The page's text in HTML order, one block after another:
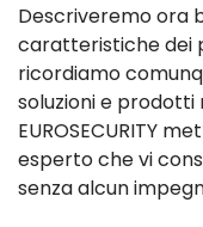
Descriveremo ora
caratteristiche dei
ricordiamo
soluzioni e
EUROSECURITY
esperto che vi
senza alcun